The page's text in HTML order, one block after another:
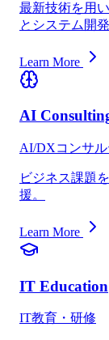
最新技術を用
とシステム開発
Learn More
AI
AI/DXコンサ
ビジネス課題
援。
Learn More
IT Education
IT教育・研修